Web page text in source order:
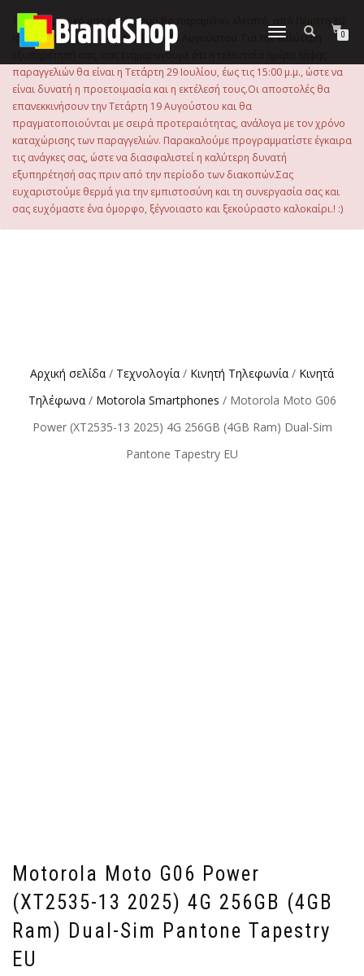
περιεχόμενο
Εναλλαγή
0
Το ηλεκτρονικό μας κατάστημα θα παραμείνει κλειστό, από Πέμπτη 30
Ιουλίου 2026 μέχρι και την Τρίτη 18 Αυγούστου. Για την καλύτερη
εξυπηρέτησή σας, σας ενημερώνουμε ότι η τελευταία ημέρα λήψης
παραγγελιών θα είναι η Τετάρτη 29 Ιουλίου, έως τις 15:00 μ.μ., ώστε να
είναι δυνατή η προετοιμασία και η εκτέλεσή τους.Οι αποστολές θα
επανεκκινήσουν την Τετάρτη 19 Αυγούστου και θα
πραγματοποιούνται με σειρά προτεραιότητας, ανάλογα με τον χρόνο
καταχώρισης των παραγγελιών. Παρακαλούμε προγραμματίστε έγκαιρα
τις ανάγκες σας, ώστε να διασφαλιστεί η καλύτερη δυνατή
εξυπηρέτησή σας πριν από την περίοδο των διακοπών.Σας
ευχαριστούμε θερμά για την εμπιστοσύνη και τη συνεργασία σας και
σας ευχόμαστε ένα όμορφο, ξέγνοιαστο και ξεκούραστο καλοκαίρι.! :)
Αρχική σελίδα / Τεχνολογία / Κινητή Τηλεφωνία / Κινητά
Τηλέφωνα/ Motorola Smartphones / Motorola Moto G06
Power (XT2535-13 2025) 4G 256GB (4GB Ram) Dual-Sim
Pantone Tapestry EU
Motorola Moto G06 Power
(XT2535-13 2025) 4G 256GB (4GB
Ram) Dual-Sim Pantone Tapestry
EU